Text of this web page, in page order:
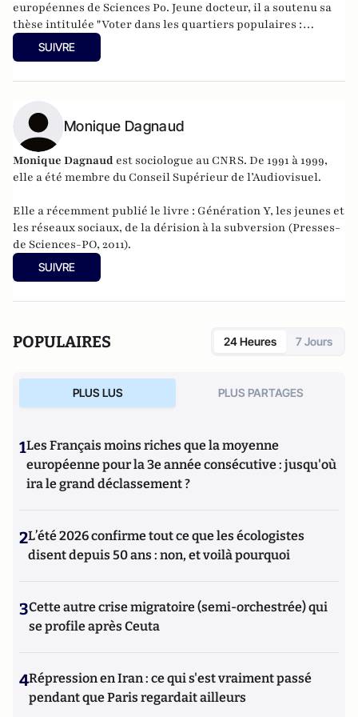
européennes de Sciences Po. Jeune docteur, il a soutenu sa
thèse intitulée "Voter dans les quartiers populaires :
dynamiques électorales comparées des agglomérations de
Paris, Madrid et Birmingham" le 5 décembre 2014.
SUIVRE
Monique Dagnaud
Monique Dagnaud est sociologue au CNRS. De 1991 à 1999,
elle a été membre du Conseil Supérieur de l’Audiovisuel.
Elle a récemment publié le livre : Génération Y, les jeunes et
les réseaux sociaux, de la dérision à la subversion (Presses-
de Sciences-PO, 2011).
SUIVRE
POPULAIRES 24 Heures 7 Jours
PLUS LUS PLUS PARTAGES
1Les Français moins riches que la moyenne
européenne pour la 3e année consécutive : jusqu'où
ira le grand déclassement ?
2L’été 2026 confirme tout ce que les écologistes
disent depuis 50 ans : non, et voilà pourquoi
3Cette autre crise migratoire (semi-orchestrée) qui
se profile après Ceuta
4Répression en Iran : ce qui s'est vraiment passé
pendant que Paris regardait ailleurs